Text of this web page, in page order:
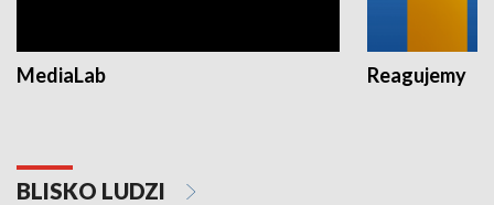
MediaLab Reagujemy
BLISKO LUDZI